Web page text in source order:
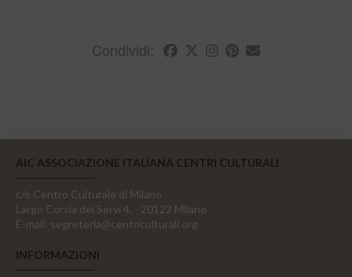
Condividi:
AIC ASSOCIAZIONE ITALIANA CENTRI CULTURALI
c/o Centro Culturale di Milano
Largo Corsia dei Servi 4, - 20122 Milano
E-mail: segreteria@centriculturali.org
INFORMAZIONI